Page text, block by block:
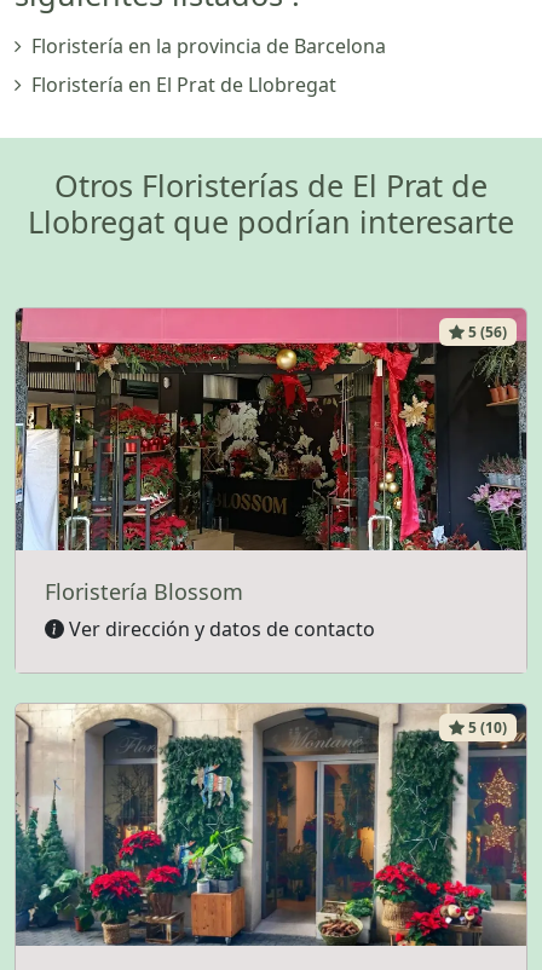
Floristería en la provincia de Barcelona
Floristería en El Prat de Llobregat
Otros Floristerías de El Prat de
Llobregat que podrían interesarte
5 (56)
Floristería Blossom
Ver dirección y datos de contacto
5 (10)